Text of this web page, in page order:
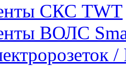
СКС TWT
ВОЛС